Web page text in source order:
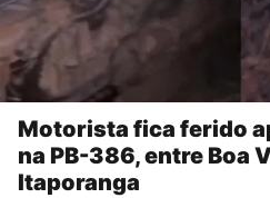
Motorista fica ferido
na PB-386, entre Boa
Itaporanga